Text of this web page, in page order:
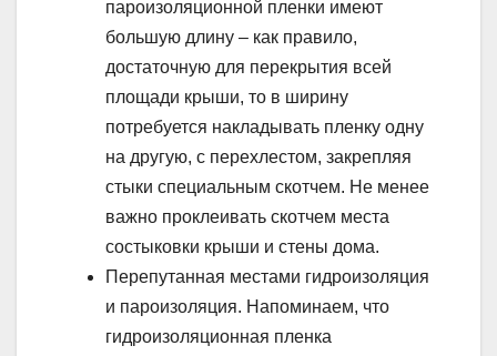
пароизоляционной пленки имеют
большую длину – как правило,
достаточную для перекрытия всей
площади крыши, то в ширину
потребуется накладывать пленку одну
на другую, с перехлестом, закрепляя
стыки специальным скотчем. Не менее
важно проклеивать скотчем места
состыковки крыши и стены дома.
Перепутанная местами гидроизоляция
и пароизоляция. Напоминаем, что
гидроизоляционная пленка